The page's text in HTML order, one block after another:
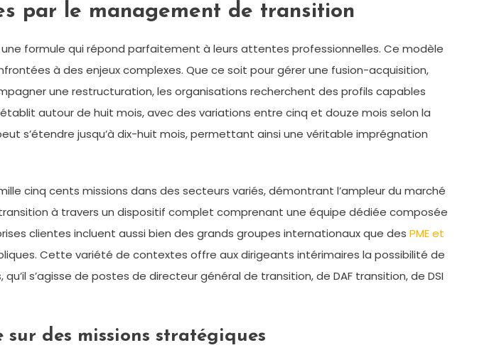
par le management de transition
formule qui répond parfaitement à leurs attentes professionnelles. Ce modèle
à des enjeux complexes. Que ce soit pour gérer une fusion-acquisition,
une restructuration, les organisations recherchent des profils capables
autour de huit mois, avec des variations entre cinq et douze mois selon la
s’étendre jusqu’à dix-huit mois, permettant ainsi une véritable imprégnation
cinq cents missions dans des secteurs variés, démontrant l’ampleur du marché
à travers un dispositif complet comprenant une équipe dédiée composée
clientes incluent aussi bien des grands groupes internationaux que des PME et
Cette variété de contextes offre aux dirigeants intérimaires la possibilité de
s’agisse de postes de directeur général de transition, de DAF transition, de DSI
des missions stratégiques